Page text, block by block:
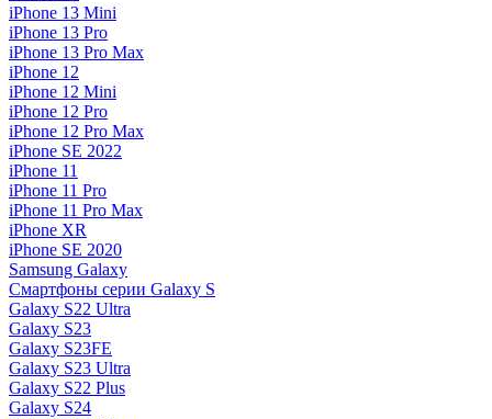
iPhone 13 Mini
iPhone 13 Pro
iPhone 13 Pro Max
iPhone 12
iPhone 12 Mini
iPhone 12 Pro
iPhone 12 Pro Max
iPhone SE 2022
iPhone 11
iPhone 11 Pro
iPhone 11 Pro Max
iPhone XR
iPhone SE 2020
Samsung Galaxy
Смартфоны серии Galaxy S
Galaxy S22 Ultra
Galaxy S23
Galaxy S23FE
Galaxy S23 Ultra
Galaxy S22 Plus
Galaxy S24